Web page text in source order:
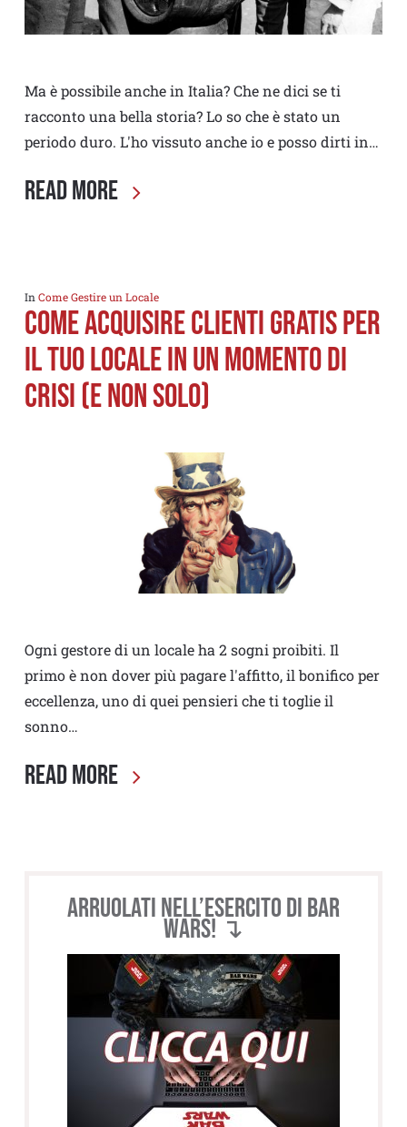
Ma è possibile anche in Italia? Che ne dici se ti
racconto una bella storia? Lo so che è stato un
periodo duro. L'ho vissuto anche io e posso dirti in…
Read More
InCome Gestire un Locale
Come acquisire clienti Gratis per
il tuo locale in un momento di
crisi (e non solo)
Ogni gestore di un locale ha 2 sogni proibiti. Il
primo è non dover più pagare l'affitto, il bonifico per
eccellenza, uno di quei pensieri che ti toglie il
sonno…
Read More
Arruolati nell’esercito di BAR
WARS! ↴